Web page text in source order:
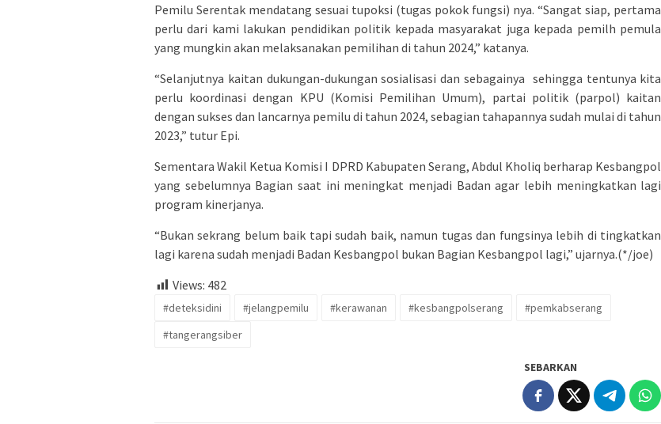
Pemilu Serentak mendatang sesuai tupoksi (tugas pokok fungsi) nya. “Sangat siap, pertama
perlu dari kami lakukan pendidikan politik kepada masyarakat juga kepada pemilh pemula
yang mungkin akan melaksanakan pemilihan di tahun 2024,” katanya.
“Selanjutnya kaitan dukungan-dukungan sosialisasi dan sebagainya sehingga tentunya kita
perlu koordinasi dengan KPU (Komisi Pemilihan Umum), partai politik (parpol) kaitan
dengan sukses dan lancarnya pemilu di tahun 2024, sebagian tahapannya sudah mulai di tahun
2023,” tutur Epi.
Sementara Wakil Ketua Komisi I DPRD Kabupaten Serang, Abdul Kholiq berharap Kesbangpol
yang sebelumnya Bagian saat ini meningkat menjadi Badan agar lebih meningkatkan lagi
program kinerjanya.
“Bukan sekrang belum baik tapi sudah baik, namun tugas dan fungsinya lebih di tingkatkan
lagi karena sudah menjadi Badan Kesbangpol bukan Bagian Kesbangpol lagi,” ujarnya.(*/joe)
Views: 482
#deteksidini #jelangpemilu #kerawanan #kesbangpolserang
#pemkabserang
#tangerangsiber
SEBARKAN